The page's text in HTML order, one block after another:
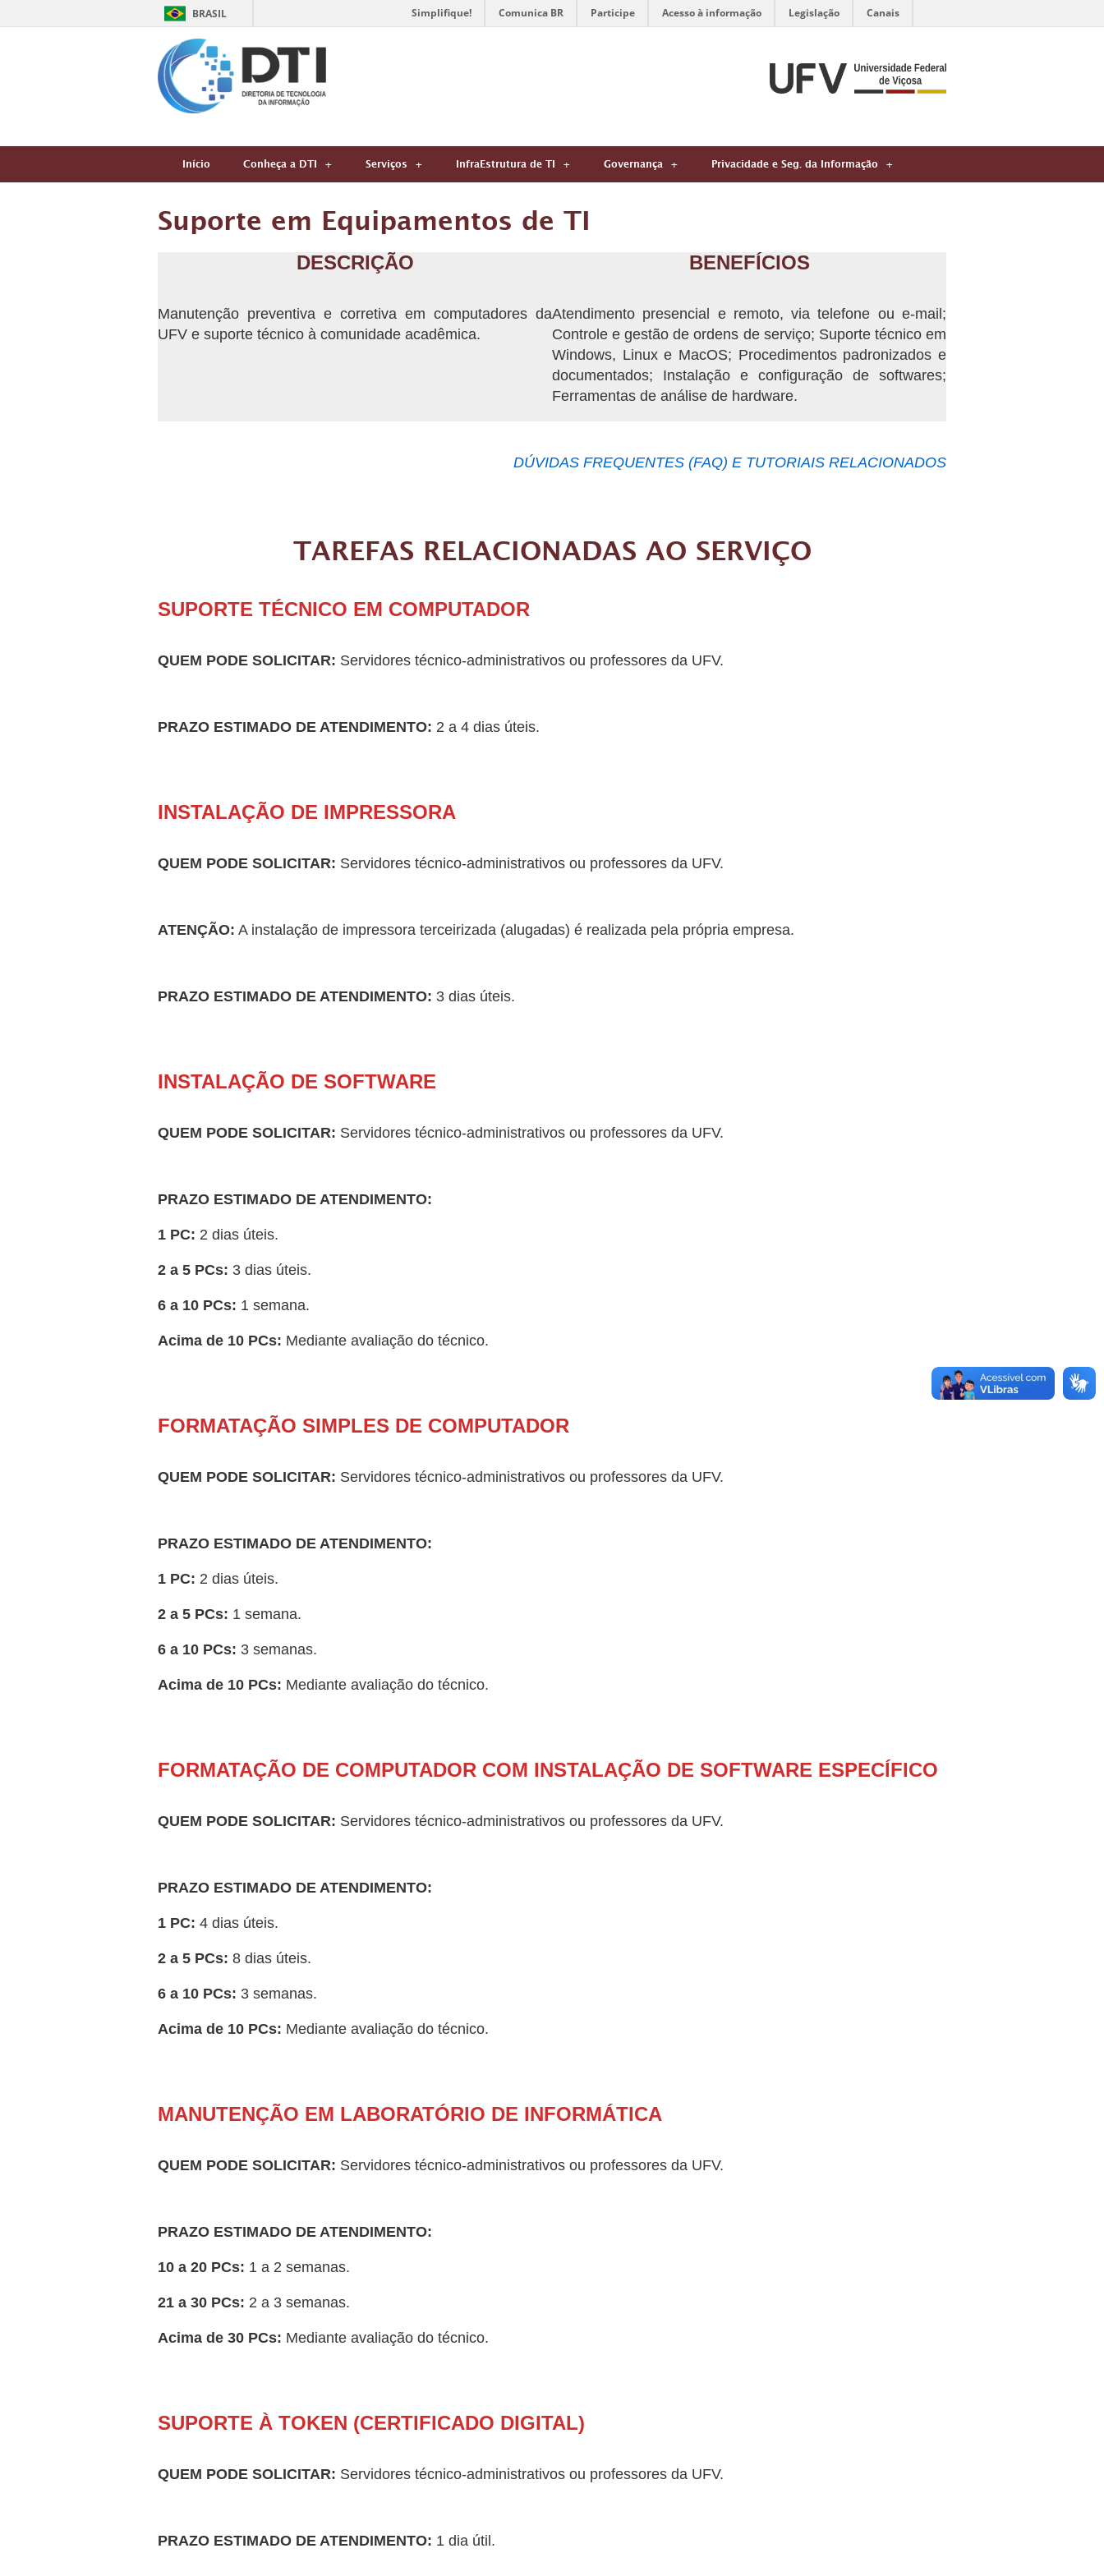
BRASIL Simplifique! Comunica BR Participe Acesso à informação Legislação Canais
Início Conheça a DTI Serviços InfraEstrutura de TI Governança Privacidade e Seg. da Informação
Suporte em Equipamentos de TI
DESCRIÇÃO
Manutenção preventiva e corretiva em computadores da
UFV e suporte técnico à comunidade acadêmica.
BENEFÍCIOS
Atendimento presencial e remoto, via telefone ou e-mail;
Controle e gestão de ordens de serviço; Suporte técnico em
Windows, Linux e MacOS; Procedimentos padronizados e
documentados; Instalação e configuração de softwares;
Ferramentas de análise de hardware.
DÚVIDAS FREQUENTES (FAQ) E TUTORIAIS RELACIONADOS
TAREFAS RELACIONADAS AO SERVIÇO
SUPORTE TÉCNICO EM COMPUTADOR
QUEM PODE SOLICITAR: Servidores técnico-administrativos ou professores da UFV.
PRAZO ESTIMADO DE ATENDIMENTO: 2 a 4 dias úteis.
INSTALAÇÃO DE IMPRESSORA
QUEM PODE SOLICITAR: Servidores técnico-administrativos ou professores da UFV.
ATENÇÃO: A instalação de impressora terceirizada (alugadas) é realizada pela própria empresa.
PRAZO ESTIMADO DE ATENDIMENTO: 3 dias úteis.
INSTALAÇÃO DE SOFTWARE
QUEM PODE SOLICITAR: Servidores técnico-administrativos ou professores da UFV.
PRAZO ESTIMADO DE ATENDIMENTO:
1 PC: 2 dias úteis.
2 a 5 PCs: 3 dias úteis.
6 a 10 PCs: 1 semana.
Acima de 10 PCs: Mediante avaliação do técnico.
FORMATAÇÃO SIMPLES DE COMPUTADOR
QUEM PODE SOLICITAR: Servidores técnico-administrativos ou professores da UFV.
PRAZO ESTIMADO DE ATENDIMENTO:
1 PC: 2 dias úteis.
2 a 5 PCs: 1 semana.
6 a 10 PCs: 3 semanas.
Acima de 10 PCs: Mediante avaliação do técnico.
FORMATAÇÃO DE COMPUTADOR COM INSTALAÇÃO DE SOFTWARE ESPECÍFICO
QUEM PODE SOLICITAR: Servidores técnico-administrativos ou professores da UFV.
PRAZO ESTIMADO DE ATENDIMENTO:
1 PC: 4 dias úteis.
2 a 5 PCs: 8 dias úteis.
6 a 10 PCs: 3 semanas.
Acima de 10 PCs: Mediante avaliação do técnico.
MANUTENÇÃO EM LABORATÓRIO DE INFORMÁTICA
QUEM PODE SOLICITAR: Servidores técnico-administrativos ou professores da UFV.
PRAZO ESTIMADO DE ATENDIMENTO:
10 a 20 PCs: 1 a 2 semanas.
21 a 30 PCs: 2 a 3 semanas.
Acima de 30 PCs: Mediante avaliação do técnico.
SUPORTE À TOKEN (CERTIFICADO DIGITAL)
QUEM PODE SOLICITAR: Servidores técnico-administrativos ou professores da UFV.
PRAZO ESTIMADO DE ATENDIMENTO: 1 dia útil.